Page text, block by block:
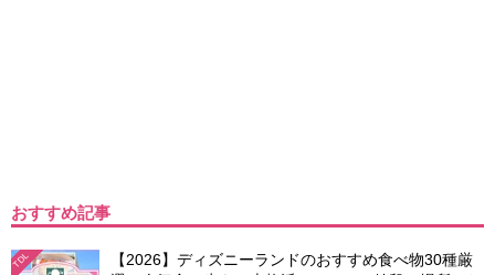
おすすめ記事
TDL
【2026】ディズニーランドのおすすめ食べ物30種厳